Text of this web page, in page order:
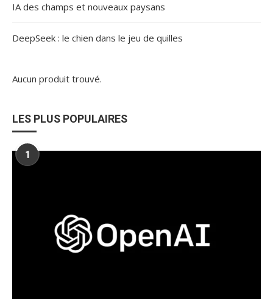
IA des champs et nouveaux paysans
DeepSeek : le chien dans le jeu de quilles
Aucun produit trouvé.
LES PLUS POPULAIRES
1